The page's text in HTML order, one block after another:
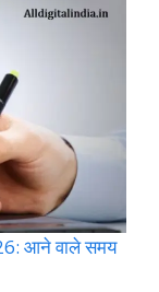
आने वाले समय